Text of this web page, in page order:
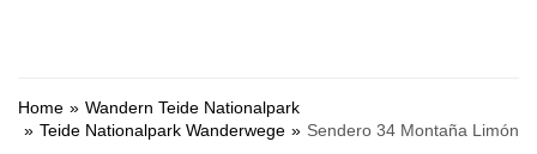
Home
Wandern Teide Nationalpark
Teide Nationalpark Wanderwege
Sendero 34 Montaña Limón